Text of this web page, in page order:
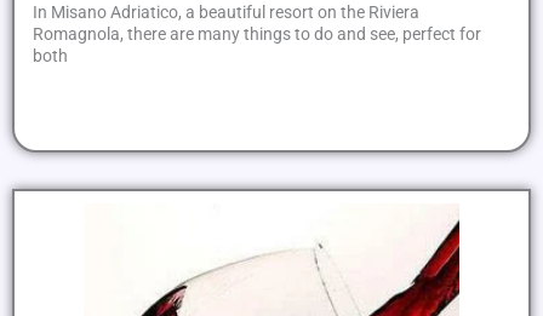
In Misano Adriatico, a beautiful resort on the Riviera
Romagnola, there are many things to do and see, perfect for
both